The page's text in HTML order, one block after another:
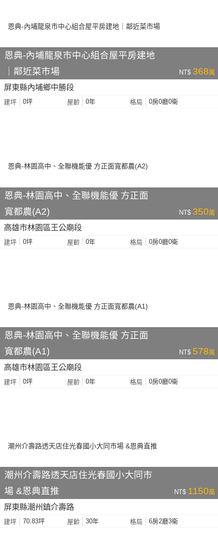
恩典-內埔龍泉市中心組合屋平房建地
｜鄰近菜市場
NT$ 368萬
屏東縣內埔鄉中勝段
建坪 0坪 屋齡 0年 格局 0房0廳0衛
恩典-林園高中、全聯機能優 方正面
寬都農(A2)
NT$ 350萬
高雄市林園區王公廟段
建坪 0坪 屋齡 0年 格局 0房0廳0衛
恩典-林園高中、全聯機能優 方正面
寬都農(A1)
NT$ 578萬
高雄市林園區王公廟段
建坪 0坪 屋齡 0年 格局 0房0廳0衛
潮州介壽路透天店住光春國小大同市
場 &恩典直推
NT$ 1150萬
屏東縣潮州鎮介壽路
建坪 70.83坪 屋齡 30年 格局 6房2廳3衛